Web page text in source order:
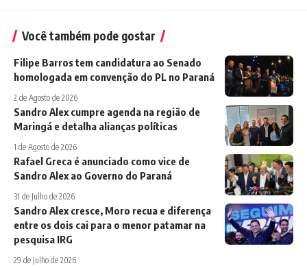
Você também pode gostar
Filipe Barros tem candidatura ao Senado
homologada em convenção do PL no Paraná
2 de Agosto de 2026
Sandro Alex cumpre agenda na região de
Maringá e detalha alianças políticas
1 de Agosto de 2026
Rafael Greca é anunciado como vice de
Sandro Alex ao Governo do Paraná
31 de Julho de 2026
Sandro Alex cresce, Moro recua e diferença
entre os dois cai para o menor patamar na
pesquisa IRG
29 de Julho de 2026